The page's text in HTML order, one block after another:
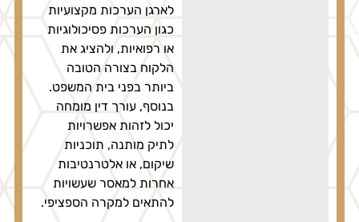
לארגן הערכות מקצועיות
כגון הערכות פסיכולוגיות
או רפואיות, ולהציג את
הלקוח בצורה הטובה
ביותר בפני בית המשפט.
בנוסף, עורך דין מומחה
יכול לזהות אפשרויות
לתיק מותנה, תוכניות
שיקום, או אלטרנטיבות
אחרות למאסר שעשויות
להתאים למקרה הספציפי.